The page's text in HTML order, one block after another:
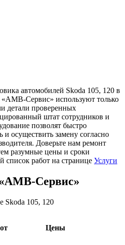
автомобилей Skoda 105, 120 в
Сервис» используют только
детали проверенных
штат сотрудников и
позволят быстро
и осуществить замену согласно
Доверьте нам ремонт
разумные цены и сроки
работ на странице Услуги
Сервис»
Skoda 105, 120
Цены